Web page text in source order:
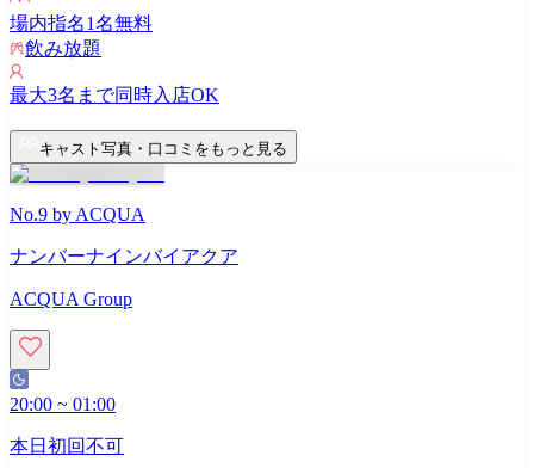
場内指名1名無料
飲み放題
最大3名まで同時入店OK
キャスト写真・口コミをもっと見る
No.9 by ACQUA
ナンバーナインバイアクア
ACQUA Group
20:00 ~ 01:00
本日初回不可